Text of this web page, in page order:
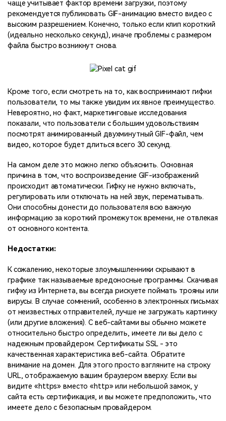
чаще учитывает фактор времени загрузки, поэтому
рекомендуется публиковать GIF-анимацию вместо видео с
высоким разрешением. Конечно, только если клип короткий
(идеально несколько секунд), иначе проблемы с размером
файла быстро возникнут снова.
Кроме того, если смотреть на то, как воспринимают гифки
пользователи, то мы также увидим их явное преимущество.
Невероятно, но факт, маркетинговые исследования
показали, что пользователи с большим удовольствиям
посмотрят анимированный двухминутный GIF-файл, чем
видео, которое будет длиться всего 30 секунд.
На самом деле это можно легко объяснить. Основная
причина в том, что воспроизведение GIF-изображений
происходит автоматически. Гифку не нужно включать,
регулировать или отключать на ней звук, перематывать.
Они способны донести до пользователя всю важную
информацию за короткий промежуток времени, не отвлекая
от основного контента.
Недостатки:
К сожалению, некоторые злоумышленники скрывают в
графике так называемые вредоносные программы. Скачивая
гифку из Интернета, вы всегда рискуете поймать трояны или
вирусы. В случае сомнений, особенно в электронных письмах
от неизвестных отправителей, лучше не загружать картинку
(или другие вложения). С веб-сайтами вы обычно можете
относительно быстро определить, имеете ли вы дело с
надежным провайдером. Сертификаты SSL - это
качественная характеристика веб-сайта. Обратите
внимание на домен. Для этого просто взгляните на строку
URL, отображаемую вашим браузером вверху. Если вы
видите «https» вместо «http» или небольшой замок, у
сайта есть сертификация, и вы можете предположить, что
имеете дело с безопасным провайдером.